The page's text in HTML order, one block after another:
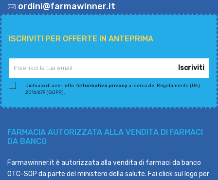
ordini@farmawinner.it
ISCRIVITI PER OFFERTE IN ANTEPRIMA
Iscriviti
Dichiaro di aver letto l'informativa privacyai sensi del Regolamento (UE)
2016/679 (GDPR).
FARMACIA AUTORIZZATA ALLA VENDITA DI FARMACI
DA BANCO
Farmawinner.it è autorizzata alla vendita di farmaci da banco
OTC-SOP da parte del ministero della salute. Fai click sul logo per